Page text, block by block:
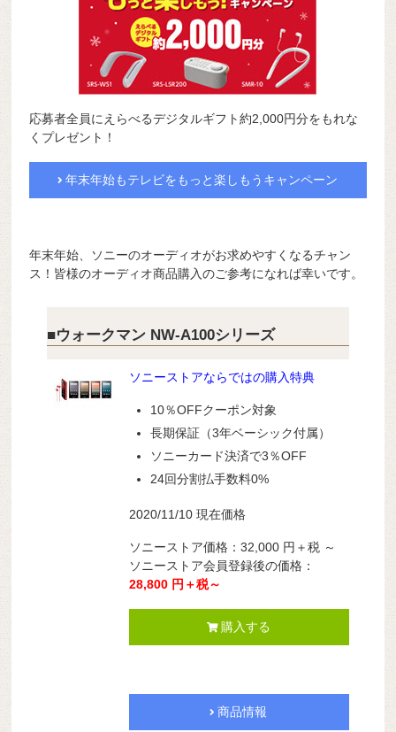
応募者全員にえらべるデジタルギフト約2,000円分をもれな
くプレゼント！
年末年始もテレビをもっと楽しもうキャンペーン
年末年始、ソニーのオーディオがお求めやすくなるチャン
ス！皆様のオーディオ商品購入のご参考になれば幸いです。
■ウォークマン NW-A100シリーズ
ソニーストアならではの購入特典
10％OFFクーポン対象
長期保証（3年ベーシック付属）
ソニーカード決済で3％OFF
24回分割払手数料0%
2020/11/10 現在価格
ソニーストア価格：32,000 円＋税 ～
ソニーストア会員登録後の価格：
28,800 円＋税～
購入する
商品情報